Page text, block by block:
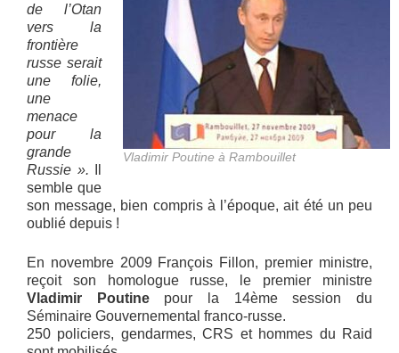
Vladimir Poutine à Rambouillet
de l’Otan
vers la
frontière
russe serait
une folie,
une
menace
pour la
grande
Russie ».
semble que
son message, bien compris à l’époque, ait été un peu
oublié depuis !
En novembre 2009 François Fillon, premier ministre,
reçoit son homologue russe, le premier ministre
Vladimir Poutine pour la 14ème session du
Séminaire Gouvernemental franco-russe.
250 policiers, gendarmes, CRS et hommes du Raid